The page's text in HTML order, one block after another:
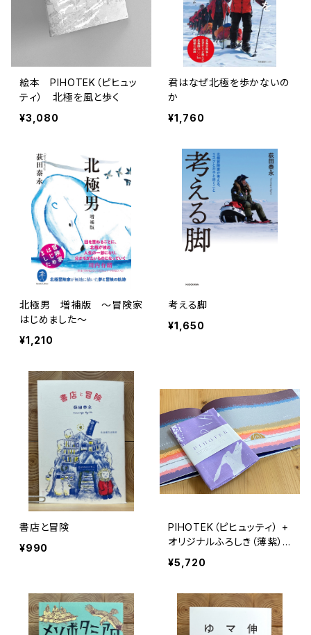
絵本 PIHOTEK（ピヒュッ
ティ） 北極を風と歩く
¥3,080
君はなぜ北極を歩かないの
か
¥1,760
北極男 増補版 〜冒険家
はじめました〜
¥1,210
考える脚
¥1,650
書店と冒険
¥990
PIHOTEK（ピヒュッティ） +
オリジナルふろしき（薄紫）
セット
¥5,720